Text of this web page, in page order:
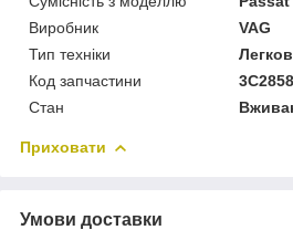
Виробник
VAG
Тип техніки
Код запчастини
Стан
Приховати
Умови доставки